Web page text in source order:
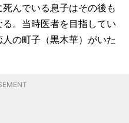
んでいる息子はその後も
。当時医者を目指してい
の町子（黒木華）がいた